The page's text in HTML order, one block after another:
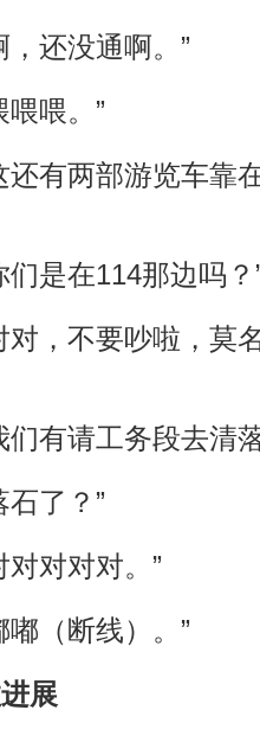
还没通啊。”
喂。”
有两部游览车靠
是在114那边吗？
，不要吵啦，莫
有请工务段去清
了？”
对对对。”
（断线）。”
展